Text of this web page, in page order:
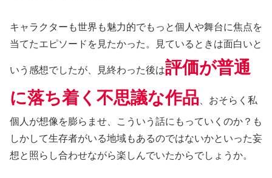
キャラクターも世界も魅力的でもっと個人や舞台に焦点を
当てたエピソードを見たかった。見ているときは面白いと
いう感想でしたが、見終わった後は評価が普通
に落ち着く不思議な作品 、おそらく私
個人が想像を膨らませ、こういう話にもっていくのか？も
しかして生存者がいる地域もあるのではないかといった妄
想と照らし合わせながら楽しんでいたからでしょうか。